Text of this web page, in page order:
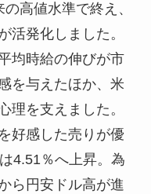
高値水準で終え、
活発化しました。
均時給の伸びが市
を与えたほか、米
理を支えました。
好感した売りが優
4.51％へ上昇。為
ら円安ドル高が進